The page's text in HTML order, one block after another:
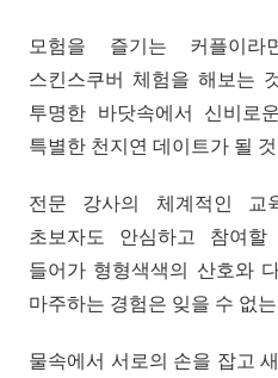
모험을 즐기는 커플이라
스킨스쿠버 체험을 해보는
투명한 바닷속에서 신비로
특별한 천지연 데이트가 될
전문 강사의 체계적인 교
초보자도 안심하고 참여
들어가 형형색색의 산호와
마주하는 경험은 잊을 수 없
물속에서 서로의 손을 잡고